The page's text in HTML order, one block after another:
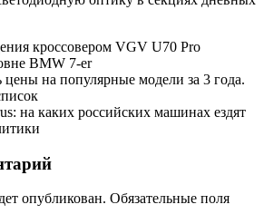
кроссовером VGV U70 Pro
BMW 7-er
на популярные модели за 3 года.
на каких российских машинах ездят
опубликован. Обязательные поля